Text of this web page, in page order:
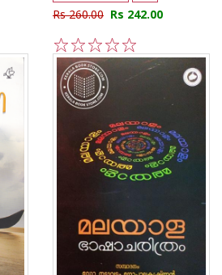
Rs 260.00 Rs 242.00
5
4
3
2
1